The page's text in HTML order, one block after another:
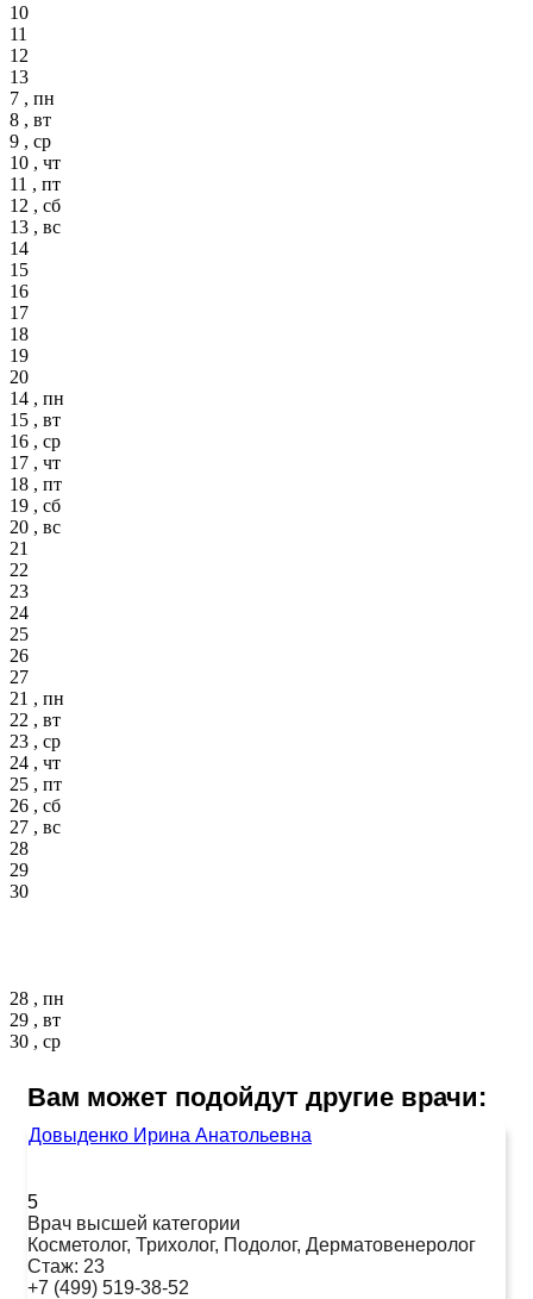
10
11
12
13
7 , пн
8 , вт
9 , ср
10 , чт
11 , пт
12 , сб
13 , вс
14
15
16
17
18
19
20
14 , пн
15 , вт
16 , ср
17 , чт
18 , пт
19 , сб
20 , вс
21
22
23
24
25
26
27
21 , пн
22 , вт
23 , ср
24 , чт
25 , пт
26 , сб
27 , вс
28
29
30
28 , пн
29 , вт
30 , ср
Вам может подойдут другие врачи:
Довыденко Ирина Анатольевна
5
Врач высшей категории
Косметолог, Трихолог, Подолог, Дерматовенеролог
Стаж: 23
+7 (499) 519-38-52